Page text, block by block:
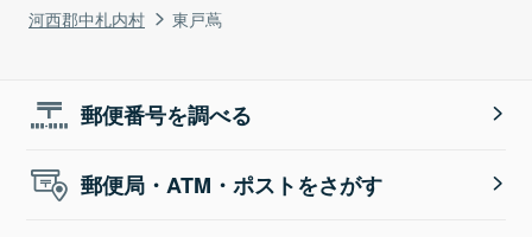
河西郡中札内村
東戸蔦
郵便番号を調べる
郵便局・ATM・ポストをさがす